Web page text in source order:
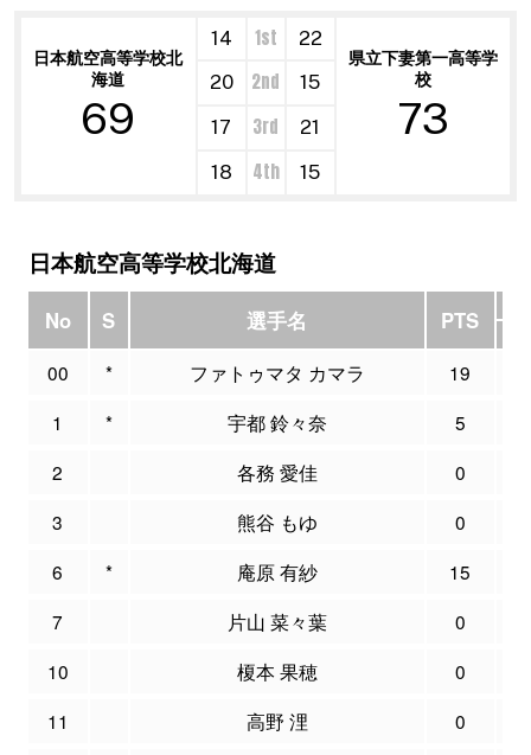
日本航空高等学校北
海道
69
14 1st 22
県立下妻第一高等学
校
73
20 2nd
15
17
3rd
21
18
4th 15
日本航空高等学校北海道
No S 選手名 PTS
00 * ファトゥマタ カマラ 19
1
* 宇都 鈴々奈 5
2
各務 愛佳 0
3
熊谷 もゆ 0
6
* 庵原 有紗 15
7
片山 菜々葉 0
10
榎本 果穂 0
11
高野 浬 0